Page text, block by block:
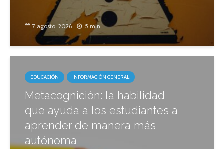
7 agosto, 2026 5 min.
EDUCACIÓN INFORMACIÓN GENERAL
Metacognición: la habilidad
que ayuda a los estudiantes a
aprender de manera más
autónoma